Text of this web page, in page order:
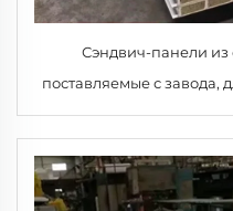
Сэндвич-панели из
поставляемые с завода,
MGO, для складов,